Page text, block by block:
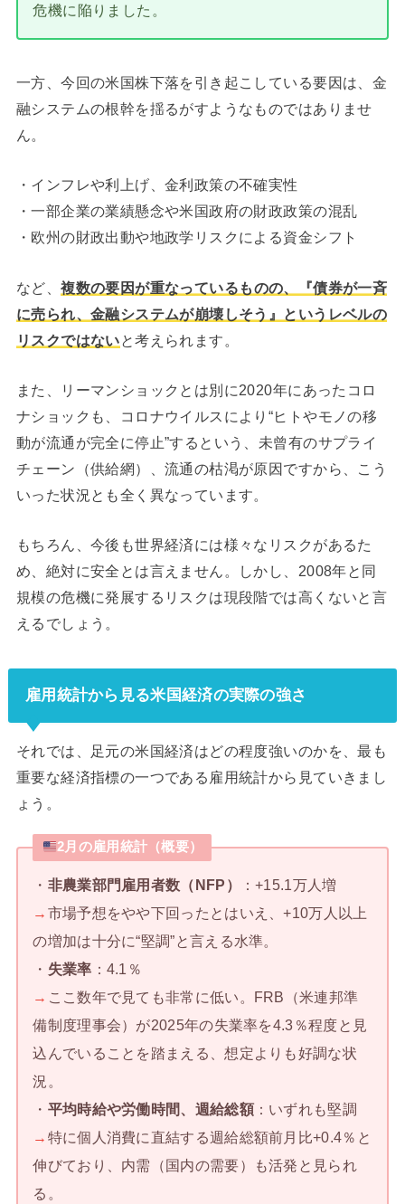
危機に陥りました。
一方、今回の米国株下落を引き起こしている要因は、金
融システムの根幹を揺るがすようなものではありませ
ん。
・インフレや利上げ、金利政策の不確実性
・一部企業の業績懸念や米国政府の財政政策の混乱
・欧州の財政出動や地政学リスクによる資金シフト
など、複数の要因が重なっているものの、『債券が一斉
に売られ、金融システムが崩壊しそう』というレベルの
リスクではないと考えられます。
また、リーマンショックとは別に2020年にあったコロ
ナショックも、コロナウイルスにより“ヒトやモノの移
動が流通が完全に停止”するという、未曾有のサプライ
チェーン（供給網）、流通の枯渇が原因ですから、こう
いった状況とも全く異なっています。
もちろん、今後も世界経済には様々なリスクがあるた
め、絶対に安全とは言えません。しかし、2008年と同
規模の危機に発展するリスクは現段階では高くないと言
えるでしょう。
雇用統計から見る米国経済の実際の強さ
それでは、足元の米国経済はどの程度強いのかを、最も
重要な経済指標の一つである雇用統計から見ていきまし
ょう。
2月の雇用統計（概要）
・ 非農業部門雇用者数（NFP）
：+15.1万人増
→ 市場予想をやや下回ったとはいえ、+10万人以上
の増加は十分に“堅調”と言える水準。
・ 失業率 ：4.1％
→ ここ数年で見ても非常に低い。FRB（米連邦準
備制度理事会）が2025年の失業率を4.3％程度と見
込んでいることを踏まえる、想定よりも好調な状
況。
・ 平均時給や労働時間、週給総額：いずれも堅調
→ 特に個人消費に直結する週給総額前月比+0.4％と
伸びており、内需（国内の需要）も活発と見られ
る。